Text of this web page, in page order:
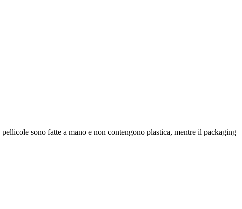
sono fatte a mano e non contengono plastica, mentre il packaging